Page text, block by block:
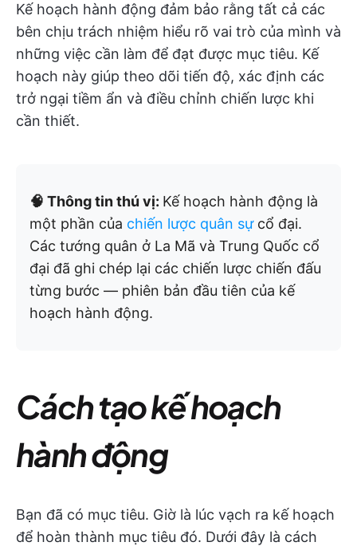
Kế hoạch hành động đảm bảo rằng tất cả các
bên chịu trách nhiệm hiểu rõ vai trò của mình và
những việc cần làm để đạt được mục tiêu. Kế
hoạch này giúp theo dõi tiến độ, xác định các
trở ngại tiềm ẩn và điều chỉnh chiến lược khi
cần thiết.
🧠 Thông tin thú vị: Kế hoạch hành động là
một phần của chiến lược quân sựcổ đại.
Các tướng quân ở La Mã và Trung Quốc cổ
đại đã ghi chép lại các chiến lược chiến đấu
từng bước — phiên bản đầu tiên của kế
hoạch hành động.
Cách tạo kế hoạch
hành động
Bạn đã có mục tiêu. Giờ là lúc vạch ra kế hoạch
để hoàn thành mục tiêu đó. Dưới đây là cách